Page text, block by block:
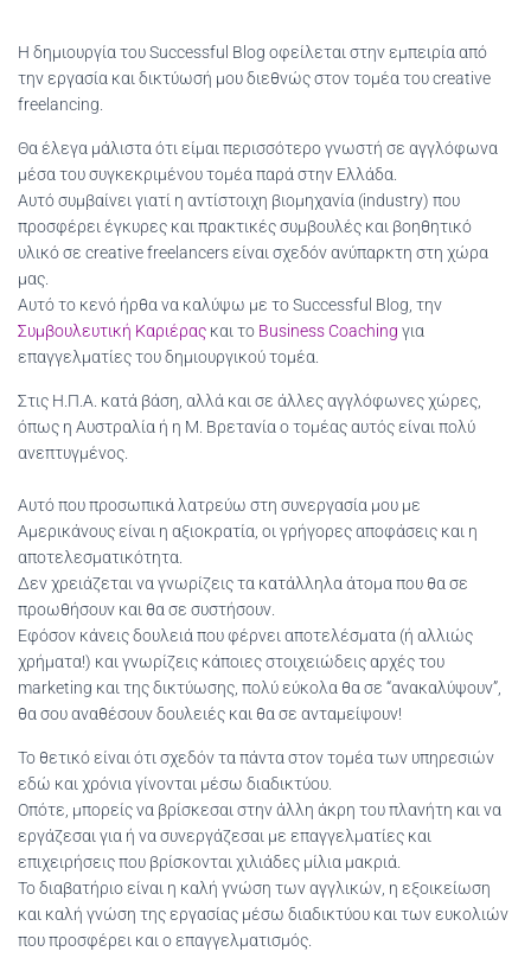
Η δημιουργία του Successful Blog οφείλεται στην εμπειρία από
την εργασία και δικτύωσή μου διεθνώς στον τομέα του creative
freelancing.
Θα έλεγα μάλιστα ότι είμαι περισσότερο γνωστή σε αγγλόφωνα
μέσα του συγκεκριμένου τομέα παρά στην Ελλάδα.
Αυτό συμβαίνει γιατί η αντίστοιχη βιομηχανία (industry) που
προσφέρει έγκυρες και πρακτικές συμβουλές και βοηθητικό
υλικό σε creative freelancers είναι σχεδόν ανύπαρκτη στη χώρα
μας.
Αυτό το κενό ήρθα να καλύψω με το Successful Blog, την
Συμβουλευτική Καριέρας και το Business Coaching για
επαγγελματίες του δημιουργικού τομέα.
Στις Η.Π.Α. κατά βάση, αλλά και σε άλλες αγγλόφωνες χώρες,
όπως η Αυστραλία ή η Μ. Βρετανία ο τομέας αυτός είναι πολύ
ανεπτυγμένος.
Αυτό που προσωπικά λατρεύω στη συνεργασία μου με
Αμερικάνους είναι η αξιοκρατία, οι γρήγορες αποφάσεις και η
αποτελεσματικότητα.
Δεν χρειάζεται να γνωρίζεις τα κατάλληλα άτομα που θα σε
προωθήσουν και θα σε συστήσουν.
Εφόσον κάνεις δουλειά που φέρνει αποτελέσματα (ή αλλιώς
χρήματα!) και γνωρίζεις κάποιες στοιχειώδεις αρχές του
marketing και της δικτύωσης, πολύ εύκολα θα σε “ανακαλύψουν”,
θα σου αναθέσουν δουλειές και θα σε ανταμείψουν!
Το θετικό είναι ότι σχεδόν τα πάντα στον τομέα των υπηρεσιών
εδώ και χρόνια γίνονται μέσω διαδικτύου.
Οπότε, μπορείς να βρίσκεσαι στην άλλη άκρη του πλανήτη και να
εργάζεσαι για ή να συνεργάζεσαι με επαγγελματίες και
επιχειρήσεις που βρίσκονται χιλιάδες μίλια μακριά.
Το διαβατήριο είναι η καλή γνώση των αγγλικών, η εξοικείωση
και καλή γνώση της εργασίας μέσω διαδικτύου και των ευκολιών
που προσφέρει και ο επαγγελματισμός.